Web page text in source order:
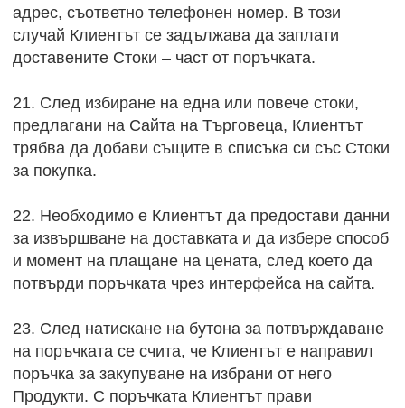
адрес, съответно телефонен номер. В този
случай Клиентът се задължава да заплати
доставените Стоки – част от поръчката.
21. След избиране на една или повече стоки,
предлагани на Сайта на Търговеца, Клиентът
трябва да добави същите в списъка си със Стоки
за покупка.
22. Необходимо е Клиентът да предостави данни
за извършване на доставката и да избере способ
и момент на плащане на цената, след което да
потвърди поръчката чрез интерфейса на сайта.
23. След натискане на бутона за потвърждаване
на поръчката се счита, че Клиентът е направил
поръчка за закупуване на избрани от него
Продукти. С поръчката Клиентът прави